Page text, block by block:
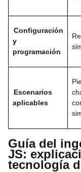
Configuración
y
programación
Escenarios
aplicables
Guía del
JS:
tecnología